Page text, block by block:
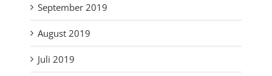
September 2019
August 2019
Juli 2019